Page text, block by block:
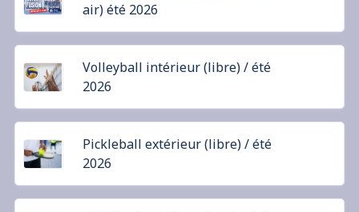
air) été 2026
Volleyball intérieur (libre) / été
2026
Pickleball extérieur (libre) / été
2026